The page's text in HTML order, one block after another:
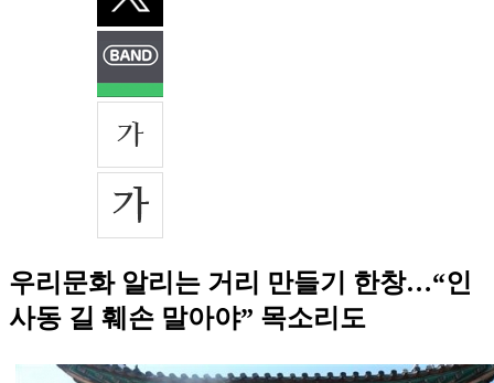
우리문화 알리는 거리 만들기 한창…“인
사동 길 훼손 말아야” 목소리도